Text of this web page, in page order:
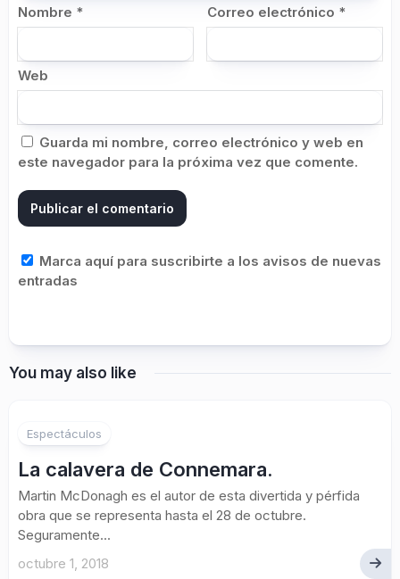
Nombre * Correo electrónico *
Web
Guarda mi nombre, correo electrónico y web en
este navegador para la próxima vez que comente.
Marca aquí para suscribirte a los avisos de nuevas
entradas
You may also like
Espectáculos
La calavera de Connemara.
Martin McDonagh es el autor de esta divertida y pérfida
obra que se representa hasta el 28 de octubre.
Seguramente...
octubre 1, 2018